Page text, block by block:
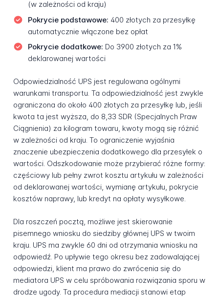
(w zależności od kraju)
Pokrycie podstawowe: 400 złotych za przesyłkę
automatycznie włączone bez opłat
Pokrycie dodatkowe: Do 3900 złotych za 1%
deklarowanej wartości
Odpowiedzialność UPS jest regulowana ogólnymi
warunkami transportu. Ta odpowiedzialność jest zwykle
ograniczona do około 400 złotych za przesyłkę lub, jeśli
kwota ta jest wyższa, do 8,33 SDR (Specjalnych Praw
Ciągnienia) za kilogram towaru, kwoty mogą się różnić
w zależności od kraju. To ograniczenie wyjaśnia
znaczenie ubezpieczenia dodatkowego dla przesyłek o
wartości. Odszkodowanie może przybierać różne formy:
częściowy lub pełny zwrot kosztu artykułu w zależności
od deklarowanej wartości, wymianę artykułu, pokrycie
kosztów naprawy, lub kredyt na opłaty wysyłkowe.
Dla roszczeń pocztą, możliwe jest skierowanie
pisemnego wniosku do siedziby głównej UPS w twoim
kraju. UPS ma zwykle 60 dni od otrzymania wniosku na
odpowiedź. Po upływie tego okresu bez zadowalającej
odpowiedzi, klient ma prawo do zwrócenia się do
mediatora UPS w celu spróbowania rozwiązania sporu w
drodze ugody. Ta procedura mediacji stanowi etap